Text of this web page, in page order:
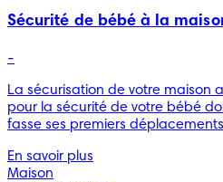
Sécurité de bébé à la
-
La sécurisation de votre maison
pour la sécurité de votre bébé
fasse ses premiers
En savoir plus
Maison